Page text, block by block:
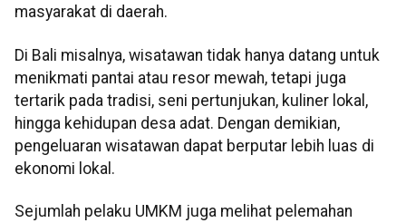
masyarakat di daerah.
Di Bali misalnya, wisatawan tidak hanya datang untuk
menikmati pantai atau resor mewah, tetapi juga
tertarik pada tradisi, seni pertunjukan, kuliner lokal,
hingga kehidupan desa adat. Dengan demikian,
pengeluaran wisatawan dapat berputar lebih luas di
ekonomi lokal.
Sejumlah pelaku UMKM juga melihat pelemahan